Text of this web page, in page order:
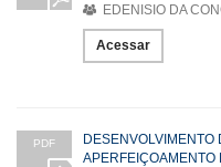
EDENISIO DA
Acessar
PDF
DESENVOLVIMENTO
APERFEIÇOAMENTO